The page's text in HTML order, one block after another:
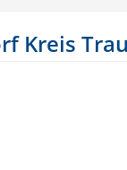
Kreis